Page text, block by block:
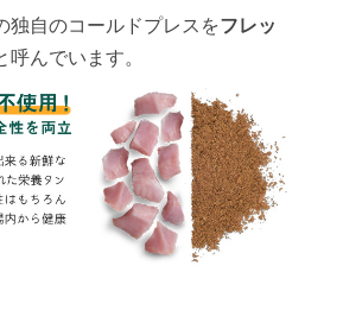
独自のコールドプレスをフレッ
呼んでいます。